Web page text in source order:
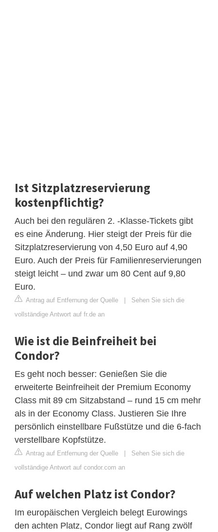
Ist Sitzplatzreservierung
kostenpflichtig?
Auch bei den regulären 2. -Klasse-Tickets gibt
es eine Änderung. Hier steigt der Preis für die
Sitzplatzreservierung von 4,50 Euro auf 4,90
Euro. Auch der Preis für Familienreservierungen
steigt leicht – und zwar um 80 Cent auf 9,80
Euro.
Antrag auf Entfernung der Quelle | Sehen Sie sich die
vollständige Antwort auf fr.de an
Wie ist die Beinfreiheit bei
Condor?
Es geht noch besser: Genießen Sie die
erweiterte Beinfreiheit der Premium Economy
Class mit 89 cm Sitzabstand – rund 15 cm mehr
als in der Economy Class. Justieren Sie Ihre
persönlich einstellbare Fußstütze und die 6-fach
verstellbare Kopfstütze.
Antrag auf Entfernung der Quelle | Sehen Sie sich die
vollständige Antwort auf condor.com an
Auf welchen Platz ist Condor?
Im europäischen Vergleich belegt Eurowings
den achten Platz, Condor liegt auf Rang zwölf